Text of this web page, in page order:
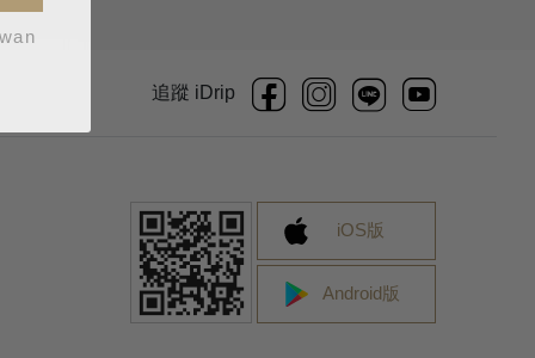
追蹤 iDrip
iOS版
Android版